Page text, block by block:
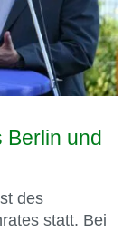
Berlin und
des
statt. Bei